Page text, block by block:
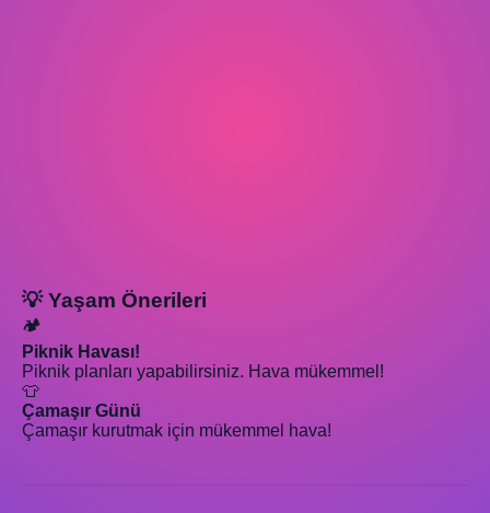
💡 Yaşam Önerileri
🏕️
Piknik Havası!
Piknik planları yapabilirsiniz. Hava mükemmel!
👕
Çamaşır Günü
Çamaşır kurutmak için mükemmel hava!